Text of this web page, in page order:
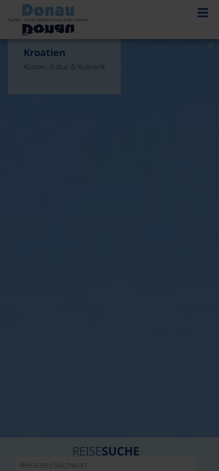
©
Kroatien
Küsten, Kultur & Kulinarik
REISESUCHE